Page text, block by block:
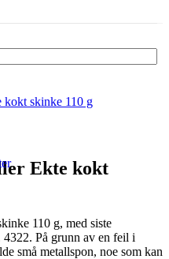
kokt skinke 110 g
Ekte kokt
110 g, med siste
På grunn av en feil i
små metallspon, noe som kan